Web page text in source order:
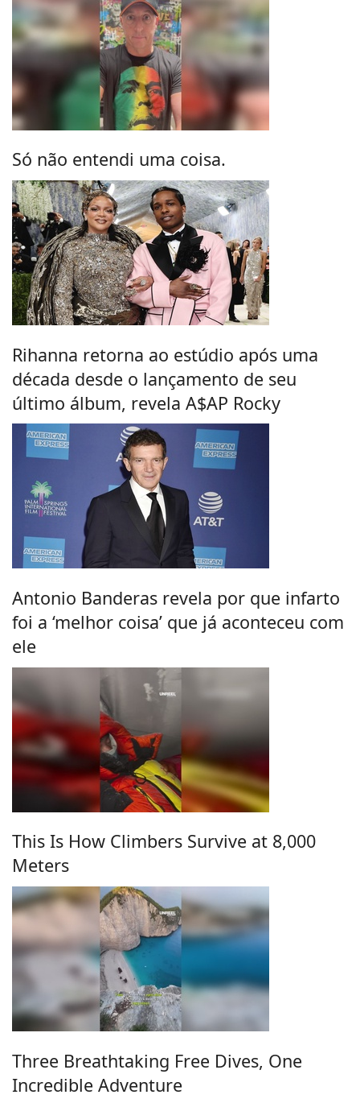
Só não entendi uma coisa.
Rihanna retorna ao estúdio após uma
década desde o lançamento de seu
último álbum, revela A$AP Rocky
Antonio Banderas revela por que infarto
foi a ‘melhor coisa’ que já aconteceu com
ele
This Is How Climbers Survive at 8,000
Meters
Three Breathtaking Free Dives, One
Incredible Adventure